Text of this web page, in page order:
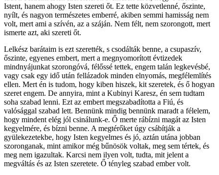
Istent, hanem ahogy Isten szereti őt. Ez tette közvetlenné, őszinte,
nyílt, és nagyon természetes emberré, akiben semmi hamisság nem
volt, mert ami a szívén, az a száján. Nem félt, nem szorongott, mert
ismerte azt, aki szereti őt.
Lelkész barátaim is ezt szerették, s csodálták benne, a csupaszív,
őszinte, egyenes embert, mert a megnyomorított évtizedek
mindnyájunkat szorongóvá, félőssé tettek, engem talán legkevésbé,
vagy csak egy idő után fellázadok minden elnyomás, megfélemlítés
ellen. Mert én is tudom, hogy kiben hiszek, kit szeretek, és ő hogyan
szeret engem. De annyira, mint a Kubinyi Karesz, én sem tudtam
soha szabad lenni. Ezt az embert megszabadította a Fiú, és
valósággal szabad lett. Bennünk mindig bennünk maradt a félelem,
hogy mindent elég jól csinálunk-e. Ő merte rábízni magát az Isten
kegyelmére, és bízni benne. A megtérőket úgy csábítják a
gyülekezetekbe, hogy Isten kegyelmes és jó, aztán utána jobban
szoronganak, mint amikor még bűnösök voltak, meg sem tértek, és
meg nem igazultak. Karcsi nem ilyen volt, tudta, mit jelent a
megváltás és az Isten szeretete. Ő tényleg szabad ember volt.